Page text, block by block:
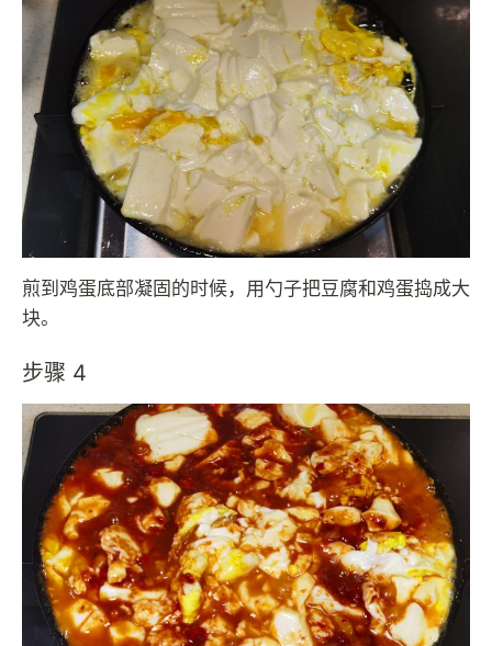
煎到鸡蛋底部凝固的时候，用勺子把豆腐和鸡蛋捣成大
块。
步骤 4